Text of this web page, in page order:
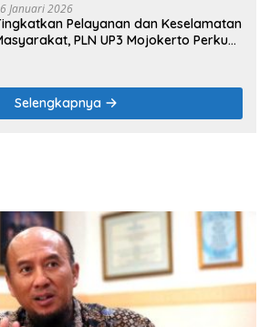
Januari 2026
Pelayanan dan Keselamatan
PLN UP3 Mojokerto Perkuat
Selengkapnya